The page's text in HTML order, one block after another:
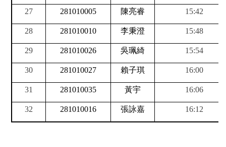
27 281010005 陳亮睿 15:42
28 281010010 李秉澄 15:48
29 281010026 吳珮綺 15:54
30 281010027 賴子琪 16:00
31 281010035 黃宇 16:06
32 281010016 張詠嘉 16:12